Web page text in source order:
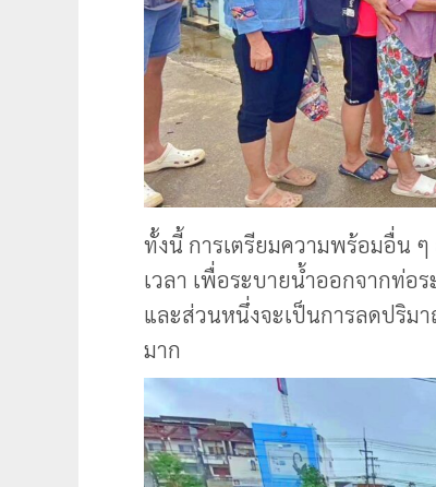
ทั้งนี้ การเตรียมความพร้อมอื่น ๆ
เวลา เพื่อระบายน้ำออกจากท่อ
และส่วนหนึ่งจะเป็นการลดปริม
มาก